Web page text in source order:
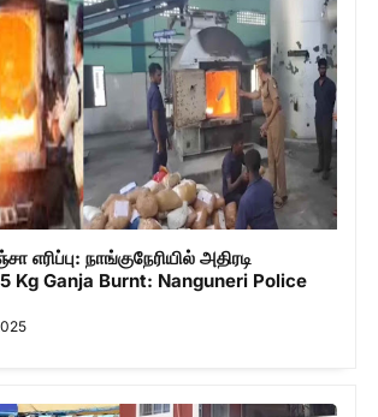
எரிப்பு: நாங்குநேரியில் அதிரடி
Kg Ganja Burnt: Nanguneri Police